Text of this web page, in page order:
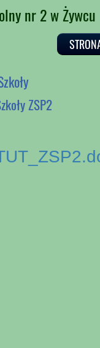
nr 2 w Żywcu
ZSP2